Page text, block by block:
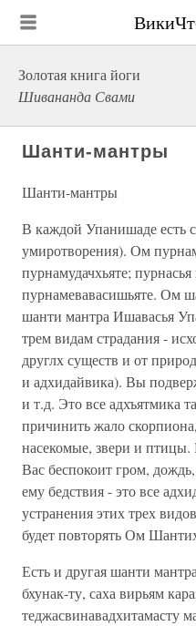
Золотая книга йоги
Шивананда Свами
Шанти-мантры
Шанти-мантры
В каждой Упанишаде есть
умиротворения). Ом
пурнамудачхьяте;
пурнамевавасишьяте. Ом
шанти мантра Ишавасья
трем видам страдания -
друглх существ и от
и адхидайвика). Вы
и т.д. Это все адхъятмика
причинить жало
насекомые, звери и птицы.
Вас беспокоит гром,
ему бедствия - это все
устранения этих трех
будет повторять Ом
Есть и другая шанти
бхунак-ту, саха вирьям
теджасвинавадхитамасту